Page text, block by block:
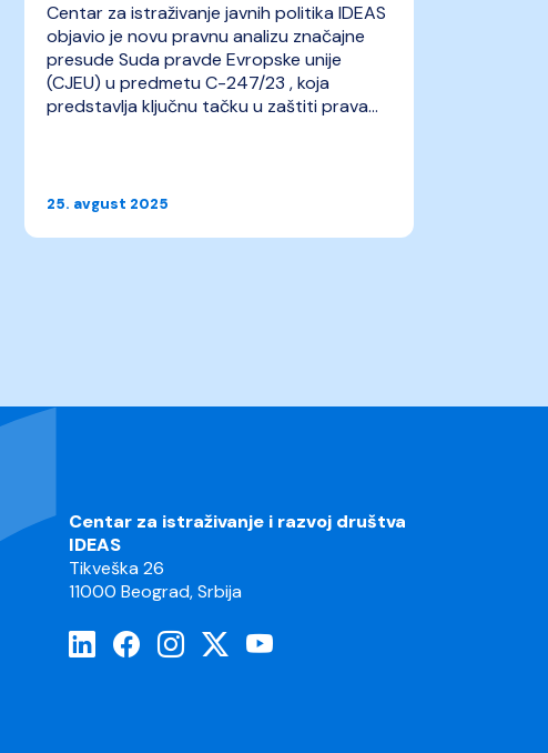
Centar za istraživanje javnih politika IDEAS
objavio je novu pravnu analizu značajne
presude Suda pravde Evropske unije
(CJEU) u predmetu C-247/23 , koja
predstavlja ključnu tačku u zaštiti prava...
25. avgust 2025
Centar za istraživanje i razvoj društva
IDEAS
Tikveška 26
11000 Beograd, Srbija